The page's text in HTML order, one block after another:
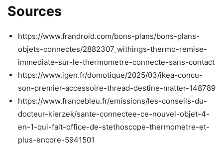
Sources
https://www.frandroid.com/bons-plans/bons-plans-
objets-connectes/2882307_withings-thermo-remise-
immediate-sur-le-thermometre-connecte-sans-contact
https://www.igen.fr/domotique/2025/03/ikea-concu-
son-premier-accessoire-thread-destine-matter-148789
https://www.francebleu.fr/emissions/les-conseils-du-
docteur-kierzek/sante-connectee-ce-nouvel-objet-4-
en-1-qui-fait-office-de-stethoscope-thermometre-et-
plus-encore-5941501